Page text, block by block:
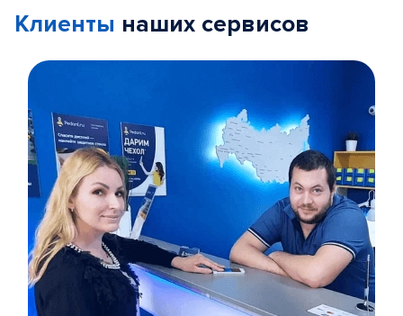
Клиенты наших сервисов